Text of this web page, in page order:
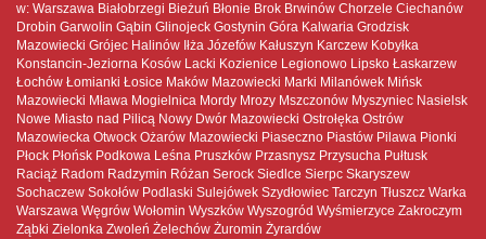
w: Warszawa Białobrzegi Bieżuń Błonie Brok Brwinów Chorzele Ciechanów
Drobin Garwolin Gąbin Glinojeck Gostynin Góra Kalwaria Grodzisk
Mazowiecki Grójec Halinów Iłża Józefów Kałuszyn Karczew Kobyłka
Konstancin-Jeziorna Kosów Lacki Kozienice Legionowo Lipsko Łaskarzew
Łochów Łomianki Łosice Maków Mazowiecki Marki Milanówek Mińsk
Mazowiecki Mława Mogielnica Mordy Mrozy Mszczonów Myszyniec Nasielsk
Nowe Miasto nad Pilicą Nowy Dwór Mazowiecki Ostrołęka Ostrów
Mazowiecka Otwock Ożarów Mazowiecki Piaseczno Piastów Pilawa Pionki
Płock Płońsk Podkowa Leśna Pruszków Przasnysz Przysucha Pułtusk
Raciąż Radom Radzymin Różan Serock Siedlce Sierpc Skaryszew
Sochaczew Sokołów Podlaski Sulejówek Szydłowiec Tarczyn Tłuszcz Warka
Warszawa Węgrów Wołomin Wyszków Wyszogród Wyśmierzyce Zakroczym
Ząbki Zielonka Zwoleń Żelechów Żuromin Żyrardów